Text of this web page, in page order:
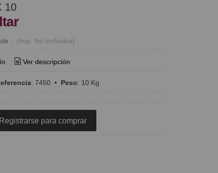
10
- (Imp. No Incluidos)
Ver descripción
: 7450 • Peso: 10 Kg
Registrarse para comprar